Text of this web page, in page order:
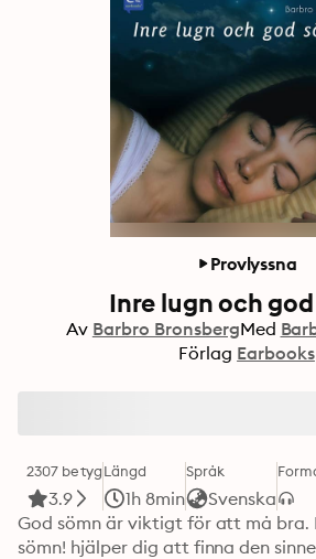
Provlyssna
Inre lugn och
Av Barbro BronsbergMed
Förlag Earbooks
2307 betyg
3.9
Längd
1h 8min
Språk
Svenska
God sömn är viktigt för att må bra.
sömn! hjälper dig att finna den